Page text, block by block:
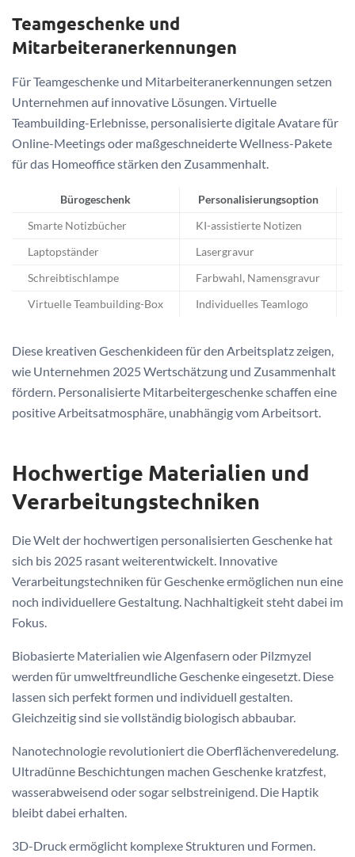
Teamgeschenke und
Mitarbeiteranerkennungen
Für Teamgeschenke und Mitarbeiteranerkennungen setzen
Unternehmen auf innovative Lösungen. Virtuelle
Teambuilding-Erlebnisse, personalisierte digitale Avatare für
Online-Meetings oder maßgeschneiderte Wellness-Pakete
für das Homeoffice stärken den Zusammenhalt.
Bürogeschenk Personalisierungsoption
Smarte Notizbücher KI-assistierte Notizen
Laptopständer Lasergravur
Schreibtischlampe Farbwahl, Namensgravur
Virtuelle Teambuilding-Box Individuelles Teamlogo
Diese kreativen Geschenkideen für den Arbeitsplatz zeigen,
wie Unternehmen 2025 Wertschätzung und Zusammenhalt
fördern. Personalisierte Mitarbeitergeschenke schaffen eine
positive Arbeitsatmosphäre, unabhängig vom Arbeitsort.
Hochwertige Materialien und
Verarbeitungstechniken
Die Welt der hochwertigen personalisierten Geschenke hat
sich bis 2025 rasant weiterentwickelt. Innovative
Verarbeitungstechniken für Geschenke ermöglichen nun eine
noch individuellere Gestaltung. Nachhaltigkeit steht dabei im
Fokus.
Biobasierte Materialien wie Algenfasern oder Pilzmyzel
werden für umweltfreundliche Geschenke eingesetzt. Diese
lassen sich perfekt formen und individuell gestalten.
Gleichzeitig sind sie vollständig biologisch abbaubar.
Nanotechnologie revolutioniert die Oberflächenveredelung.
Ultradünne Beschichtungen machen Geschenke kratzfest,
wasserabweisend oder sogar selbstreinigend. Die Haptik
bleibt dabei erhalten.
3D-Druck ermöglicht komplexe Strukturen und Formen.